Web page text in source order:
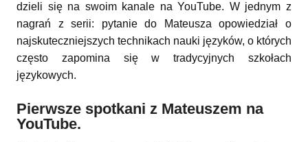
dzieli się na swoim kanale na YouTube. W jednym z
nagrań z serii: pytanie do Mateusza opowiedział o
najskuteczniejszych technikach nauki języków, o których
często zapomina się w tradycyjnych szkołach
językowych.
Pierwsze spotkani z Mateuszem na
YouTube.